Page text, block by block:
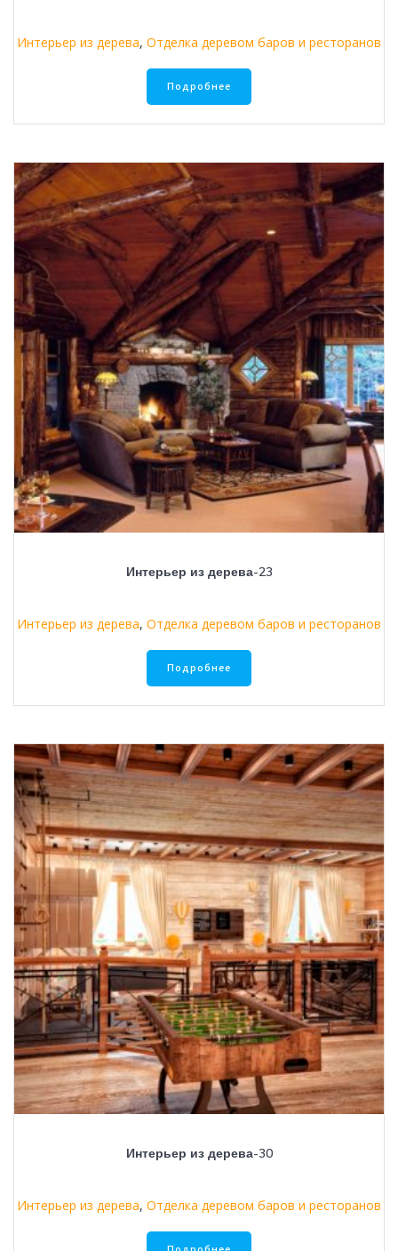
Интерьер из дерева, Отделка деревом баров и ресторанов
Подробнее
Интерьер из дерева-23
Интерьер из дерева, Отделка деревом баров и ресторанов
Подробнее
Интерьер из дерева-30
Интерьер из дерева, Отделка деревом баров и ресторанов